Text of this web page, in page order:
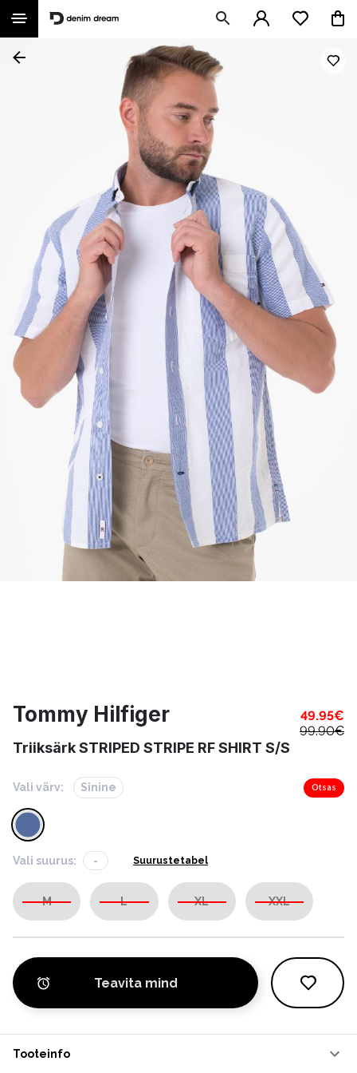
Tommy Hilfiger 49.95€
99.90€
Triiksärk STRIPED STRIPE RF SHIRT S/S
Vali värv: Sinine Otsas
Vali suurus: - Suurustetabel
M L XL XXL
Teavita mind
Tooteinfo